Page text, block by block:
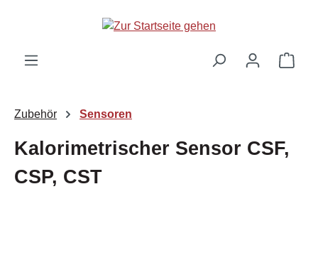
Zum Hauptinhalt springen
Zubehör Sensoren
Kalorimetrischer Sensor CSF,
CSP, CST